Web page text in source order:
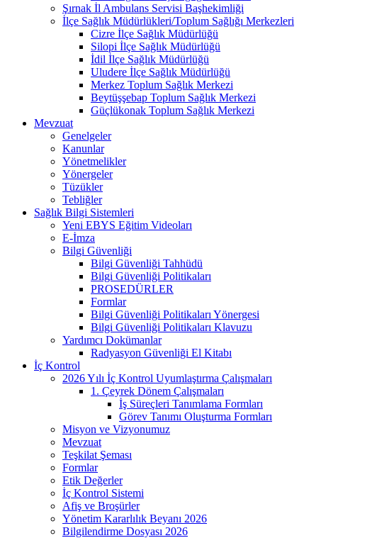
Şırnak İl Ambulans Servisi Başhekimliği
İlçe Sağlık Müdürlükleri/Toplum Sağlığı Merkezleri
Cizre İlçe Sağlık Müdürlüğü
Silopi İlçe Sağlık Müdürlüğü
İdil İlçe Sağlık Müdürlüğü
Uludere İlçe Sağlık Müdürlüğü
Merkez Toplum Sağlık Merkezi
Beytüşşebap Toplum Sağlık Merkezi
Güçlükonak Toplum Sağlık Merkezi
Mevzuat
Genelgeler
Kanunlar
Yönetmelikler
Yönergeler
Tüzükler
Tebliğler
Sağlık Bilgi Sistemleri
Yeni EBYS Eğitim Videoları
E-İmza
Bilgi Güvenliği
Bilgi Güvenliği Tahhüdü
Bilgi Güvenliği Politikaları
PROSEDÜRLER
Formlar
Bilgi Güvenliği Politikaları Yönergesi
Bilgi Güvenliği Politikaları Klavuzu
Yardımcı Dokümanlar
Radyasyon Güvenliği El Kitabı
İç Kontrol
2026 Yılı İç Kontrol Uyumlaştırma Çalışmaları
1. Çeyrek Dönem Çalışmaları
İş Süreçleri Tanımlama Formları
Görev Tanımı Oluşturma Formları
Misyon ve Vizyonumuz
Mevzuat
Teşkilat Şeması
Formlar
Etik Değerler
İç Kontrol Sistemi
Afiş ve Broşürler
Yönetim Kararlılık Beyanı 2026
Bilgilendirme Dosyası 2026